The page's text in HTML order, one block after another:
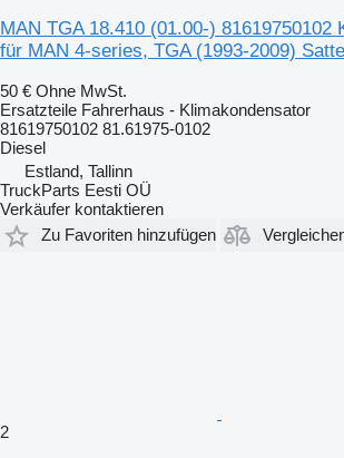
MAN TGA 18.410 (01.00-) 81619750102
für MAN 4-series, TGA (1993-2009)
50 € Ohne MwSt.
Ersatzteile Fahrerhaus - Klimakondensator
81619750102 81.61975-0102
Diesel
Estland, Tallinn
TruckParts Eesti OÜ
Verkäufer kontaktieren
Zu Favoriten hinzufügen
2